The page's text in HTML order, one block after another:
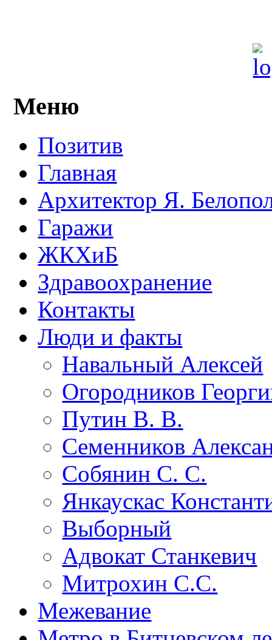
Меню
Позитив
Главная
Архитектор Я.
Гаражи
ЖКХиБ
Здравоохранение
Контакты
Люди и факты
Навальный Алексей
Огородников
Путин В. В.
Семенников
Собянин С. С.
Янкаускас
Выборный
Адвокат Станкевич
Митрохин С.С.
Межевание